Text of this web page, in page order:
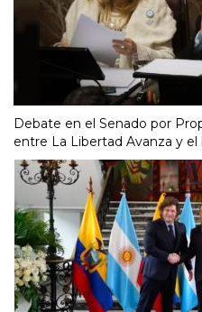
Debate en el Senado por
entre La Libertad Avanza y